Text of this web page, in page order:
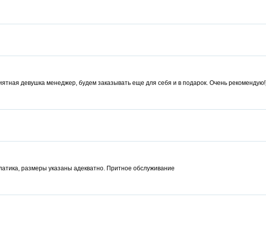
девушка менеджер, будем заказывать еще для себя и в подарок. Очень
размеры указаны адекватно. Притное обслуживание